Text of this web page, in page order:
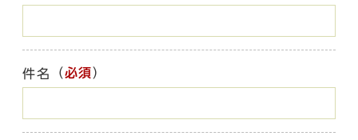
件名 （必須）